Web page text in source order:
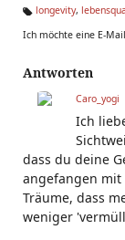
g
longevity,
Ich möchte eine E-
Antworten
Caro_yogi
Ich
dass du deine
angefangen
Träume, dass
weniger